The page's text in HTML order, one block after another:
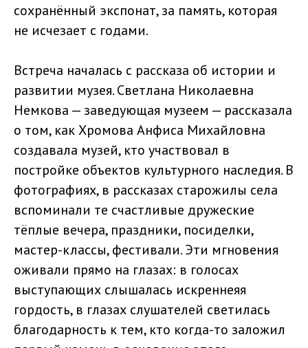
сохранённый экспонат, за память, которая
не исчезает с годами.
Встреча началась с рассказа об истории и
развитии музея. Светлана Николаевна
Немкова — заведующая музеем — рассказала
о том, как Хромова Анфиса Михайловна
создавала музей, кто участвовал в
постройке объектов культурного наследия. В
фотографиях, в рассказах старожилы села
вспоминали те счастливые дружеские
тёплые вечера, праздники, посиделки,
мастер-классы, фестивали. Эти мгновения
оживали прямо на глазах: в голосах
выступающих слышалась искреннеяя
гордость, в глазах слушателей светилась
благодарность к тем, кто когда-то заложил